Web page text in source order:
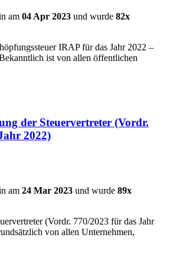
am 04 Apr 2023 und wurde 82x
IRAP für das Jahr 2022 –
ist von allen öffentlichen
der Steuervertreter (Vordr.
2022)
am 24 Mar 2023 und wurde 89x
(Vordr. 770/2023 für das Jahr
von allen Unternehmen,